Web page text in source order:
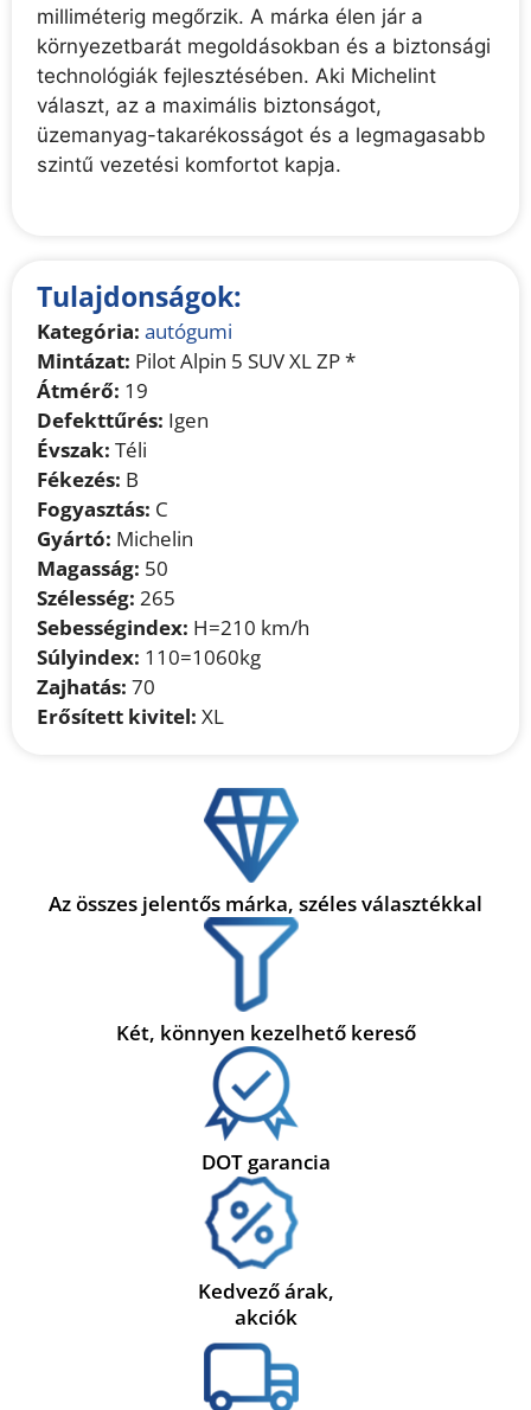
milliméterig megőrzik. A márka élen jár a
környezetbarát megoldásokban és a biztonsági
technológiák fejlesztésében. Aki Michelint
választ, az a maximális biztonságot,
üzemanyag-takarékosságot és a legmagasabb
szintű vezetési komfortot kapja.
Tulajdonságok:
Kategória: autógumi
Mintázat: Pilot Alpin 5 SUV XL ZP *
Átmérő: 19
Defekttűrés: Igen
Évszak: Téli
Fékezés: B
Fogyasztás: C
Gyártó: Michelin
Magasság: 50
Szélesség: 265
Sebességindex: H=210 km/h
Súlyindex: 110=1060kg
Zajhatás: 70
Erősített kivitel: XL
Az összes jelentős márka, széles választékkal
Két, könnyen kezelhető kereső
DOT garancia
Kedvező árak,
akciók